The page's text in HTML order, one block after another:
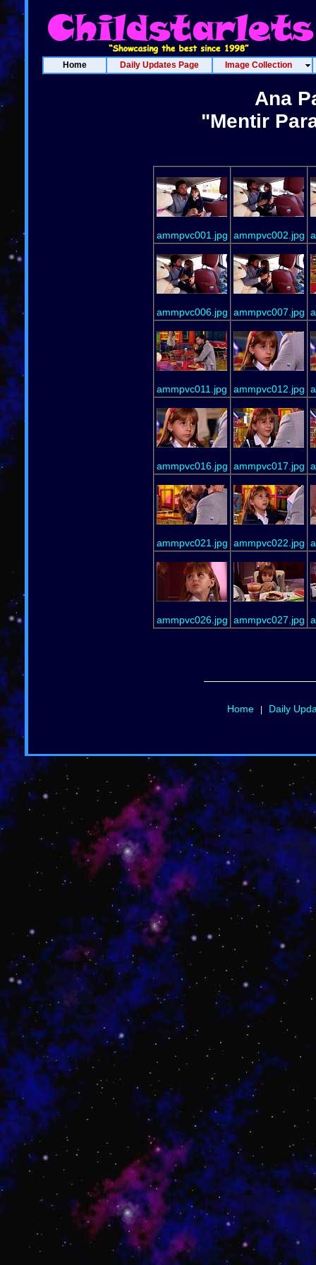
Home Daily Updates Page Image Collection
Ana
"Mentir
ammpvc001.jpg ammpvc002.jpg
ammpvc006.jpg ammpvc007.jpg
ammpvc011.jpg ammpvc012.jpg
ammpvc016.jpg ammpvc017.jpg
ammpvc021.jpg ammpvc022.jpg
ammpvc026.jpg ammpvc027.jpg
Home| Daily